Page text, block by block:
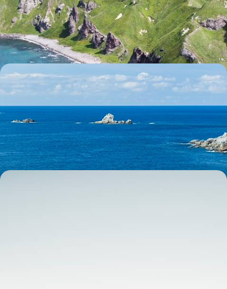
Au volant et à votre rythme, aborder un Japon méconnu, pour une
approche plus intime ou un second voyage
11 jours, de 8200 à 11700 $ CA
Honshu sur mer, un Japon hors des radars - Road-
trip littoral de Tottori à Hagi
En voiture, aborder l’ouest de Honshu — une contrée maritime et
authentique — par sa côte, Kyoto en préambule, Hiroshima en
conclusion
16 jours, de 8600 à 10900 $ CA